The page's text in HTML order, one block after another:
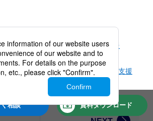
ぐ相談 資料ダウンロード
効率化経営・マネジメント 業務支援
#はたらく未来をどう変える? #業務支援